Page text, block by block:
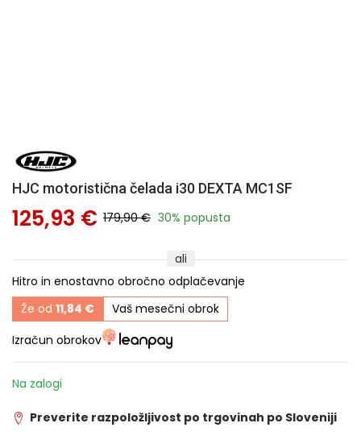
HJC motoristična čelada i30 DEXTA MC1SF
125,93 € 179,90 € 30% popusta
ali
Hitro in enostavno obročno odplačevanje
Že od 11,84 €
Vaš mesečni obrok
Izračun obrokov
Na zalogi
Preverite razpoložljivost po trgovinah po Sloveniji